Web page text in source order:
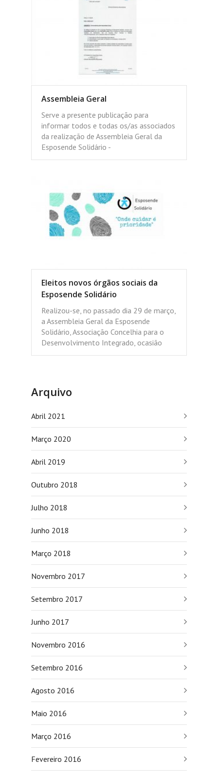
Assembleia Geral
Serve a presente publicação para
informar todos e todas os/as associados
da realização de Assembleia Geral da
Esposende Solidário -
Eleitos novos órgãos sociais da
Esposende Solidário
Realizou-se, no passado dia 29 de março,
a Assembleia Geral da Esposende
Solidário, Associação Concelhia para o
Desenvolvimento Integrado, ocasião
Arquivo
Abril 2021
Março 2020
Abril 2019
Outubro 2018
Julho 2018
Junho 2018
Março 2018
Novembro 2017
Setembro 2017
Junho 2017
Novembro 2016
Setembro 2016
Agosto 2016
Maio 2016
Março 2016
Fevereiro 2016